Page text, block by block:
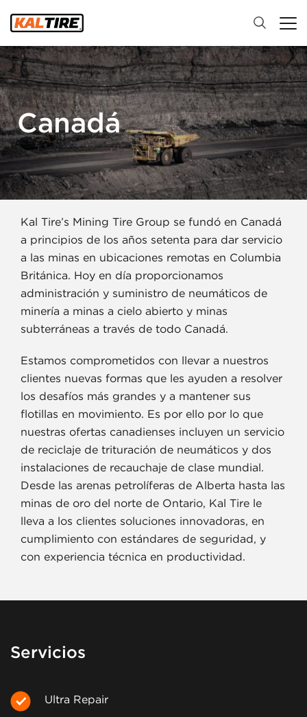
Canadá
Kal Tire’s Mining Tire Group se fundó en Canadá
a principios de los años setenta para dar servicio
a las minas en ubicaciones remotas en Columbia
Británica. Hoy en día proporcionamos
administración y suministro de neumáticos de
minería a minas a cielo abierto y minas
subterráneas a través de todo Canadá.
Estamos comprometidos con llevar a nuestros
clientes nuevas formas que les ayuden a resolver
los desafíos más grandes y a mantener sus
flotillas en movimiento. Es por ello por lo que
nuestras ofertas canadienses incluyen un servicio
de reciclaje de trituración de neumáticos y dos
instalaciones de recauchaje de clase mundial.
Desde las arenas petrolíferas de Alberta hasta las
minas de oro del norte de Ontario, Kal Tire le
lleva a los clientes soluciones innovadoras, en
cumplimiento con estándares de seguridad, y
con experiencia técnica en productividad.
Servicios
Ultra Repair